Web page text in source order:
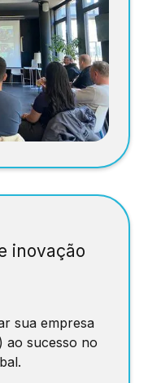
inovação
sua empresa
ao sucesso no